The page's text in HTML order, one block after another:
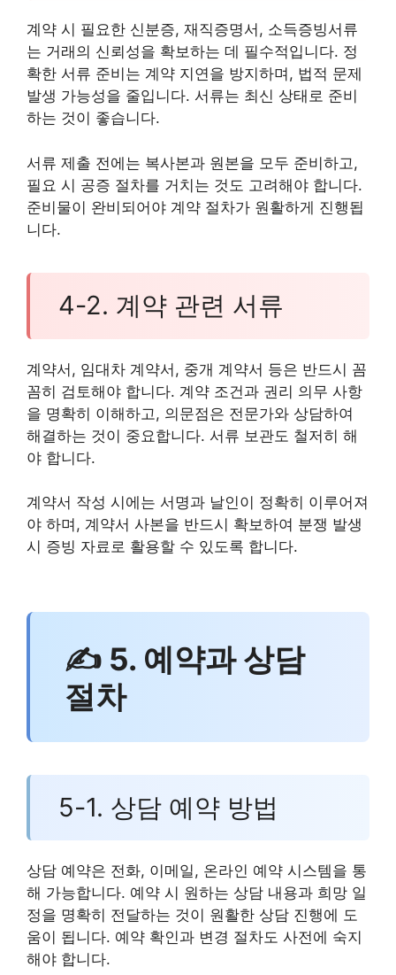
계약 시 필요한 신분증, 재직증명서, 소득증빙서류
는 거래의 신뢰성을 확보하는 데 필수적입니다. 정
확한 서류 준비는 계약 지연을 방지하며, 법적 문제
발생 가능성을 줄입니다. 서류는 최신 상태로 준비
하는 것이 좋습니다.
서류 제출 전에는 복사본과 원본을 모두 준비하고,
필요 시 공증 절차를 거치는 것도 고려해야 합니다.
준비물이 완비되어야 계약 절차가 원활하게 진행됩
니다.
4-2. 계약 관련 서류
계약서, 임대차 계약서, 중개 계약서 등은 반드시 꼼
꼼히 검토해야 합니다. 계약 조건과 권리 의무 사항
을 명확히 이해하고, 의문점은 전문가와 상담하여
해결하는 것이 중요합니다. 서류 보관도 철저히 해
야 합니다.
계약서 작성 시에는 서명과 날인이 정확히 이루어져
야 하며, 계약서 사본을 반드시 확보하여 분쟁 발생
시 증빙 자료로 활용할 수 있도록 합니다.
✍ 5. 예약과 상담
절차
5-1. 상담 예약 방법
상담 예약은 전화, 이메일, 온라인 예약 시스템을 통
해 가능합니다. 예약 시 원하는 상담 내용과 희망 일
정을 명확히 전달하는 것이 원활한 상담 진행에 도
움이 됩니다. 예약 확인과 변경 절차도 사전에 숙지
해야 합니다.